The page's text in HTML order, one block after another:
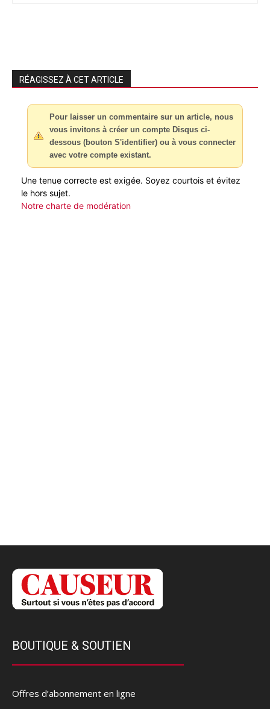
RÉAGISSEZ À CET ARTICLE
Pour laisser un commentaire sur un article, nous
vous invitons à créer un compte Disqus ci-
dessous (bouton S'identifier) ou à vous connecter
avec votre compte existant.
Une tenue correcte est exigée. Soyez courtois et évitez
le hors sujet.
Notre charte de modération
BOUTIQUE & SOUTIEN
Offres d’abonnement en ligne